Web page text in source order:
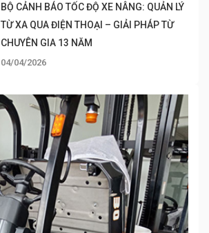
BỘ CẢNH BÁO TỐC ĐỘ XE NÂNG: QUẢN LÝ
TỪ XA QUA ĐIỆN THOẠI – GIẢI PHÁP TỪ
CHUYÊN GIA 13 NĂM
04/04/2026